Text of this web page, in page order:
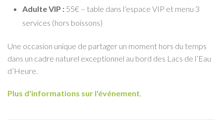
Adulte VIP : 55€ – table dans l’espace VIP et menu 3
services (hors boissons)
Une occasion unique de partager un moment hors du temps
dans un cadre naturel exceptionnel au bord des Lacs de l’Eau
d’Heure.
Plus d'informations sur l'événement